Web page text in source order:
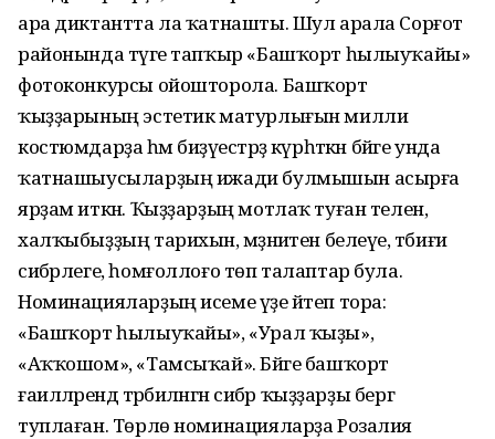
ара диктантта ла ҡатнашты. Шул арала Сорғот
районында тәүге тапҡыр «Башҡорт һылыуҡайы»
фотоконкурсы ойошторола. Башҡорт
ҡыҙҙарының эстетик матурлығын милли
костюмдарҙа һәм биҙәүестәрҙә күрһәткән бәйге унда
ҡатнашыусыларҙың ижади булмышын асырға
ярҙам иткән. Ҡыҙҙарҙың мотлаҡ туған телен,
халҡыбыҙҙың тарихын, мәҙәниәтен белеүе, тәбиғи
сибәрлеге, һомғоллоғо төп талаптар була.
Номинацияларҙың исеме үҙе әйтеп тора:
«Башҡорт һылыуҡайы», «Урал ҡыҙы»,
«Аҡҡошом», «Тамсыҡай». Бәйге башҡорт
ғаиләләрендә тәрбиәләнгән сибәр ҡыҙҙарҙы бергә
туплаған. Төрлө номинацияларҙа Розалия